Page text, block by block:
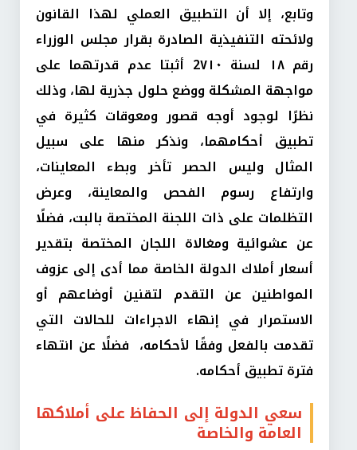
وتابع، إلا أن التطبيق العملي لهذا القانون
ولائحته التنفيذية الصادرة بقرار مجلس الوزراء
رقم ١٨ لسنة 2۷١۰ أثبتا عدم قدرتهما على
مواجهة المشكلة ووضع حلول جذرية لها، وذلك
نظرًا لوجود أوجه قصور ومعوقات كثيرة في
تطبيق أحكامهما، ونذكر منها على سبيل
المثال وليس الحصر تأخر وبطء المعاينات،
وارتفاع رسوم الفحص والمعاينة، وعرض
التظلمات على ذات اللجنة المختصة بالبت، فضلًا
عن عشوائية ومغالاة اللجان المختصة بتقدير
أسعار أملاك الدولة الخاصة مما أدى إلى عزوف
المواطنين عن التقدم لتقنين أوضاعهم أو
الاستمرار في إنهاء الاجراءات للحالات التي
تقدمت بالفعل وفقًا لأحكامه، فضلًا عن انتهاء
فترة تطبيق أحكامه.
سعي الدولة إلى الحفاظ على أملاكها
العامة والخاصة